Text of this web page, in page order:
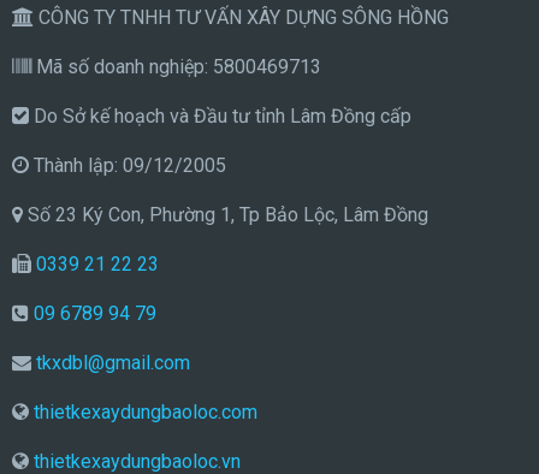
CÔNG TY TNHH TƯ VẤN XÂY DỰNG SÔNG HỒNG
Mã số doanh nghiệp: 5800469713
Do Sở kế hoạch và Đầu tư tỉnh Lâm Đồng cấp
Thành lập: 09/12/2005
Số 23 Ký Con, Phường 1, Tp Bảo Lộc, Lâm Đồng
0339 21 22 23
09 6789 94 79
tkxdbl@gmail.com
thietkexaydungbaoloc.com
thietkexaydungbaoloc.vn